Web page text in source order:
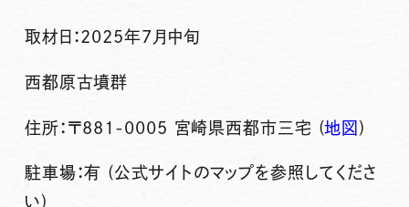
取材日：2025年7月中旬
西都原古墳群
住所：〒881-0005 宮崎県西都市三宅 (地図 )
駐車場：有 (公式サイトのマップを参照してくださ
い)